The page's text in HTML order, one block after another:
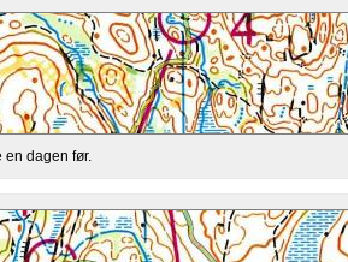
en dagen før.